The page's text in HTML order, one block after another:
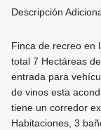
Descripción
Finca de recreo en
total 7 Hectáreas
entrada para
de vinos esta
tiene un corredor
Habitaciones, 3